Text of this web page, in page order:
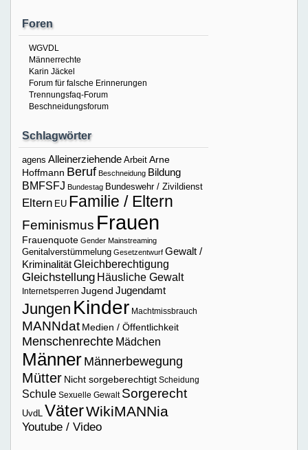
Foren
WGVDL
Männerrechte
Karin Jäckel
Forum für falsche Erinnerungen
Trennungsfaq-Forum
Beschneidungsforum
Schlagwörter
agens Alleinerziehende Arbeit Arne
Hoffmann Beruf Beschneidung Bildung
BMFSFJ Bundestag Bundeswehr / Zivildienst
Eltern EU Familie / Eltern
Feminismus Frauen
Frauenquote Gender Mainstreaming
Genitalverstümmelung Gesetzentwurf Gewalt /
KriminalitätGleichberechtigung
Gleichstellung Häusliche Gewalt
Internetsperren Jugend Jugendamt
Jungen Kinder Machtmissbrauch
MANNdat Medien / Öffentlichkeit
Menschenrechte Mädchen
Männer Männerbewegung
Mütter Nicht sorgeberechtigt Scheidung
Schule Sexuelle Gewalt Sorgerecht
UvdL VäterWikiMANNia
Youtube / Video